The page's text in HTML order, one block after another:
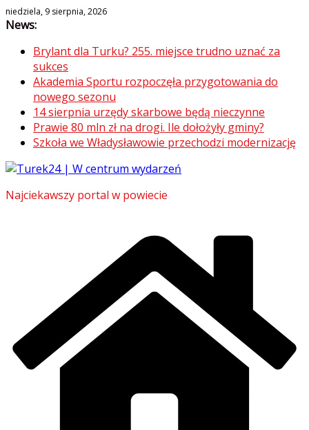
Skip
to
niedziela, 9 sierpnia, 2026
News:
Brylant dla Turku? 255. miejsce trudno uznać za
sukces
Akademia Sportu rozpoczęła przygotowania do
nowego sezonu
14 sierpnia urzędy skarbowe będą nieczynne
Prawie 80 mln zł na drogi. Ile dołożyły gminy?
Szkoła we Władysławowie przechodzi modernizację
Najciekawszy portal w powiecie